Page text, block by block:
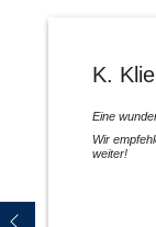
K.
Eine
Wir
weiter!